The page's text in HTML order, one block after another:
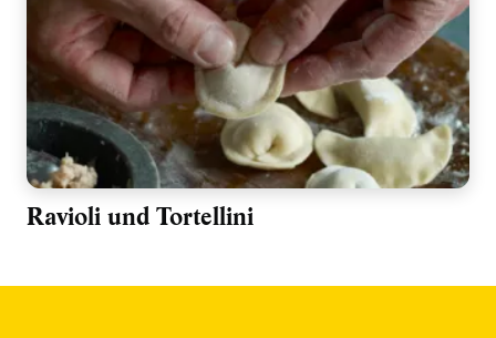
Ravioli und Tortellini